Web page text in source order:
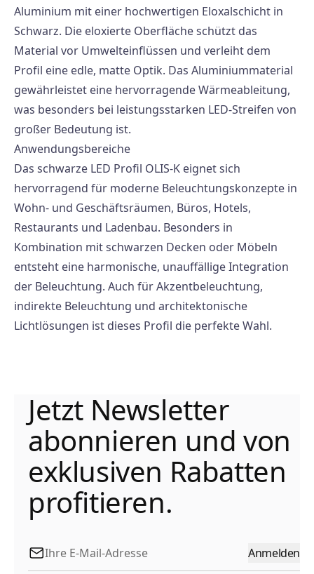
Aluminium mit einer hochwertigen Eloxalschicht in
Schwarz. Die eloxierte Oberfläche schützt das
Material vor Umwelteinflüssen und verleiht dem
Profil eine edle, matte Optik. Das Aluminiummaterial
gewährleistet eine hervorragende Wärmeableitung,
was besonders bei leistungsstarken LED-Streifen von
großer Bedeutung ist.
Anwendungsbereiche
Das schwarze LED Profil OLIS-K eignet sich
hervorragend für moderne Beleuchtungskonzepte in
Wohn- und Geschäftsräumen, Büros, Hotels,
Restaurants und Ladenbau. Besonders in
Kombination mit schwarzen Decken oder Möbeln
entsteht eine harmonische, unauffällige Integration
der Beleuchtung. Auch für Akzentbeleuchtung,
indirekte Beleuchtung und architektonische
Lichtlösungen ist dieses Profil die perfekte Wahl.
Jetzt Newsletter
abonnieren und von
exklusiven Rabatten
profitieren.
Anmelden